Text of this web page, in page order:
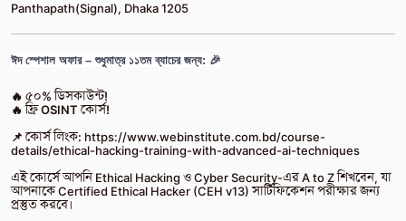
Panthapath(Signal), Dhaka 1205
ঈদ স্পেশাল অফার – শুধুমাত্র ১১তম ব্যাচের জন্য: 🎉
🔥 ৫০% ডিসকাউন্ট!
🔥 ফ্রি OSINT কোর্স!
📌 কোর্স লিংক: https://www.webinstitute.com.bd/course-
details/ethical-hacking-training-with-advanced-ai-techniques
এই কোর্সে আপনি Ethical Hacking ও Cyber Security-এর A to Z শিখবেন, যা
আপনাকে Certified Ethical Hacker (CEH v13) সার্টিফিকেশন পরীক্ষার জন্য
প্রস্তুত করবে।